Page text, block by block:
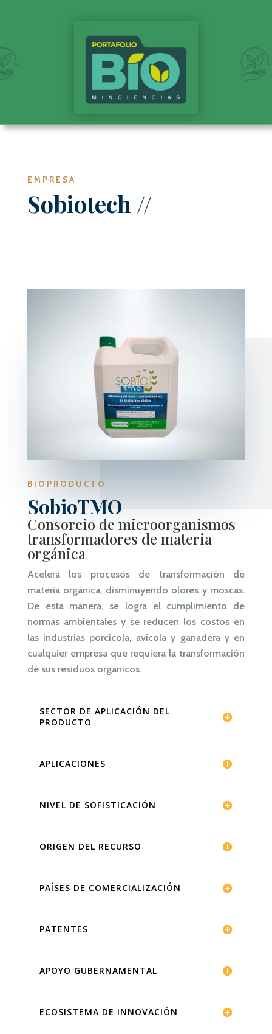
EMPRESA
Sobiotech //
BIOPRODUCTO
SobioTMO
Consorcio de microorganismos
transformadores de materia
orgánica
Acelera los procesos de transformación de
materia orgánica, disminuyendo olores y moscas.
De esta manera, se logra el cumplimiento de
normas ambientales y se reducen los costos en
las industrias porcícola, avícola y ganadera y en
cualquier empresa que requiera la transformación
de sus residuos orgánicos.
SECTOR DE APLICACIÓN DEL
PRODUCTO
APLICACIONES
NIVEL DE SOFISTICACIÓN
ORIGEN DEL RECURSO
PAÍSES DE COMERCIALIZACIÓN
PATENTES
APOYO GUBERNAMENTAL
ECOSISTEMA DE INNOVACIÓN